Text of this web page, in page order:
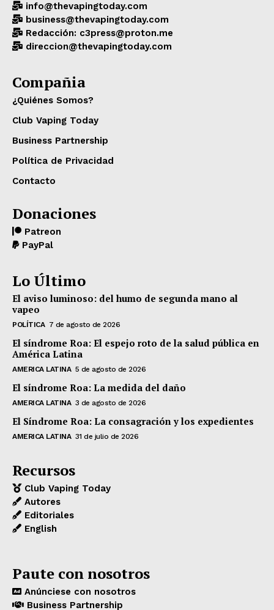
info@thevapingtoday.com
business@thevapingtoday.com
Redacción: c3press@proton.me
direccion@thevapingtoday.com
Compañia
¿Quiénes Somos?
Club Vaping Today
Business Partnership
Política de Privacidad
Contacto
Donaciones
Patreon
PayPal
Lo Último
El aviso luminoso: del humo de segunda mano al
vapeo
POLÍTICA 7 de agosto de 2026
El síndrome Roa: El espejo roto de la salud pública en
América Latina
AMERICA LATINA 5 de agosto de 2026
El síndrome Roa: La medida del daño
AMERICA LATINA 3 de agosto de 2026
El Síndrome Roa: La consagración y los expedientes
AMERICA LATINA 31 de julio de 2026
Recursos
Club Vaping Today
Autores
Editoriales
English
Paute con nosotros
Anúnciese con nosotros
Business Partnership